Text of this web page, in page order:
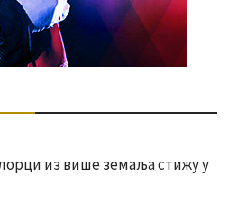
из више земаља стижу у